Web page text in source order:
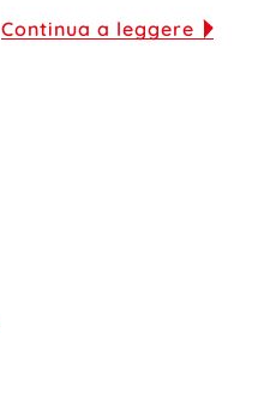
Continua a leggere